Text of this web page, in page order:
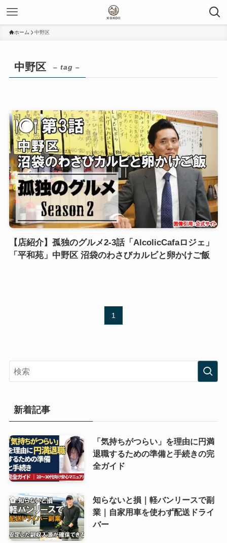
ホーム 中野区
中野区 – tag –
【店紹介】孤独のグルメ2-3話「AlcolicCafaロジェ」
「平和苑」中野区 沼袋のわさびカルビと卵かけご飯
1
新着記事
「気持ちがつらい」を理由に円満
退職するための準備と手続きの完
全ガイド
知らないと損｜軽バンリースで副
業｜自家用車を使わず配送ドライ
バー